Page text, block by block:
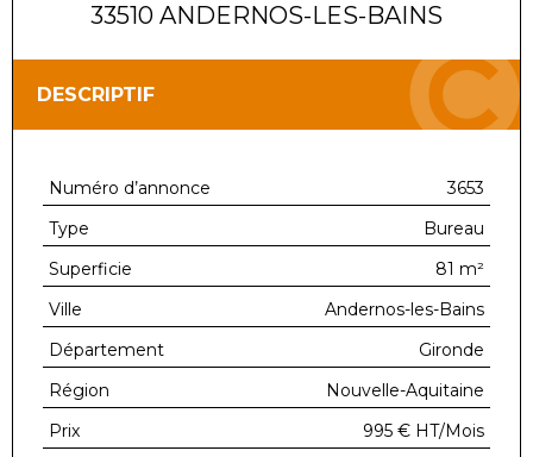
33510 ANDERNOS-LES-BAINS
DESCRIPTIF
Numéro d’annonce
3653
Type
Bureau
Superficie
81 m²
Ville
Andernos-les-Bains
Département
Gironde
Région
Nouvelle-Aquitaine
Prix
995 € HT/Mois